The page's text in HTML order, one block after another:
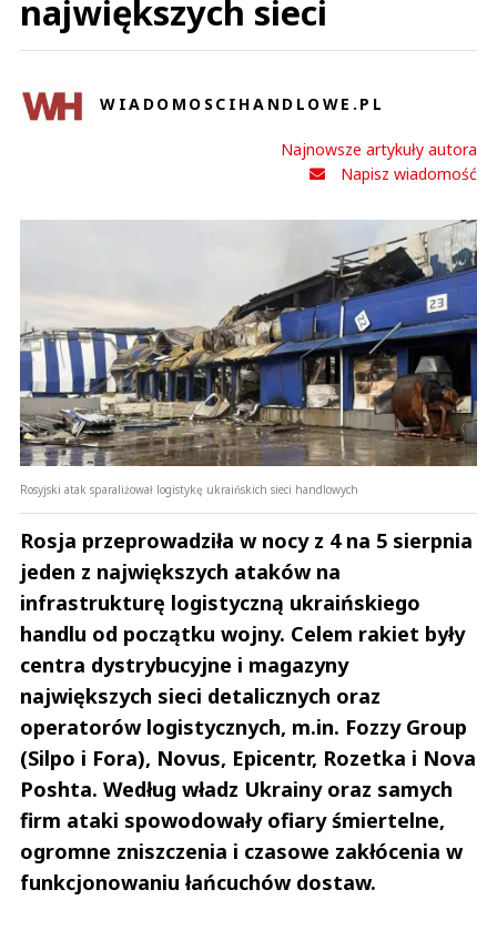
największych sieci
WIADOMOSCIHANDLOWE.PL
Najnowsze artykuły autora
Napisz wiadomość
Rosyjski atak sparaliżował logistykę ukraińskich sieci handlowych
Rosja przeprowadziła w nocy z 4 na 5 sierpnia
jeden z największych ataków na
infrastrukturę logistyczną ukraińskiego
handlu od początku wojny. Celem rakiet były
centra dystrybucyjne i magazyny
największych sieci detalicznych oraz
operatorów logistycznych, m.in. Fozzy Group
(Silpo i Fora), Novus, Epicentr, Rozetka i Nova
Poshta. Według władz Ukrainy oraz samych
firm ataki spowodowały ofiary śmiertelne,
ogromne zniszczenia i czasowe zakłócenia w
funkcjonowaniu łańcuchów dostaw.